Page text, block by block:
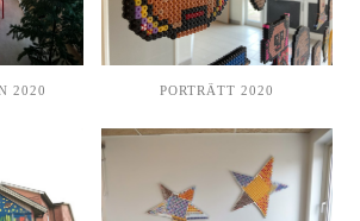
2020 PORTRÄTT 2020